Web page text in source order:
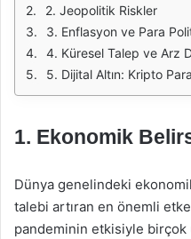
2. Jeopolitik Riskler
3. Enflasyon ve Para
4. Küresel Talep ve Arz
5. Dijital Altın: Kripto
1. Ekonomik
Dünya genelindeki
talebi artıran en önemli
pandeminin etkisiyle